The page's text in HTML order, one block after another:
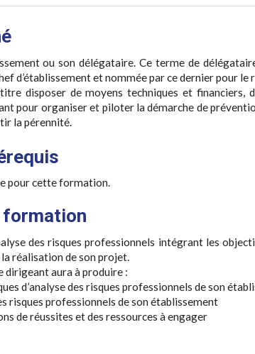
ou son délégataire. Ce terme de
d’établissement et nommée par ce dernier pour le
disposer de moyens techniques et financiers,
pour organiser et piloter la démarche de
la pérennité.
pour cette formation.
des risques professionnels intégrant les
réalisation de son projet.
dirigeant aura à produire :
d’analyse des risques professionnels de son
risques professionnels de son établissement
de réussites et des ressources à engager